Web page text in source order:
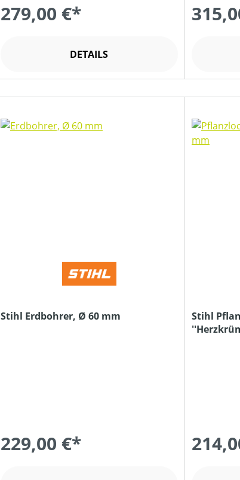
279,00 €*
DETAILS
Stihl Erdbohrer, Ø 60 mm
229,00 €*
Stihl